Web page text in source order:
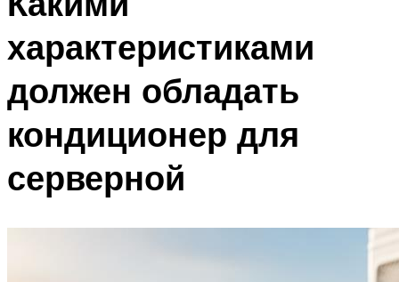
характеристиками
должен обладать
кондиционер для
серверной